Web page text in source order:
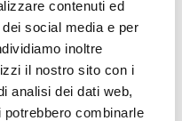
contenuti ed
social media e per
inoltre
il nostro sito con i
analisi dei dati web,
combinarle